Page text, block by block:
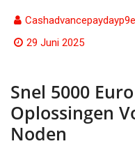
29 Juni 2025
Snel 5000
Oplossingen
Noden